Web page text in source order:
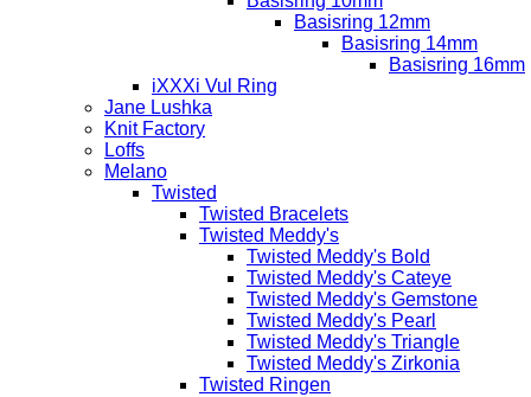
Basisring 12mm
Basisring 14mm
Basisring 16mm
iXXXi Vul Ring
Jane Lushka
Knit Factory
Loffs
Melano
Twisted
Twisted Bracelets
Twisted Meddy's
Twisted Meddy's Bold
Twisted Meddy's Cateye
Twisted Meddy's Gemstone
Twisted Meddy's Pearl
Twisted Meddy's Triangle
Twisted Meddy's Zirkonia
Twisted Ringen